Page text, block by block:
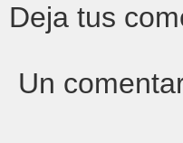
Deja tus
Un